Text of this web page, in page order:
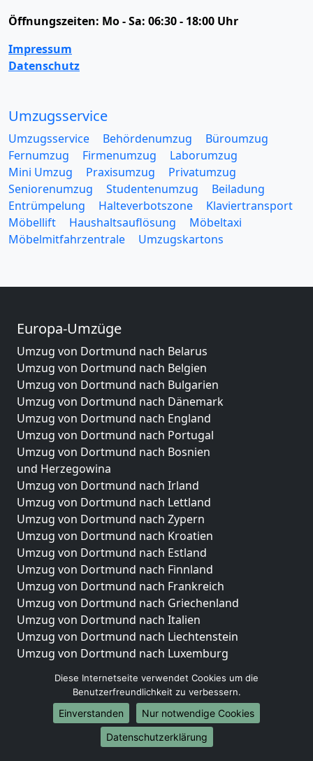
Öffnungszeiten: Mo - Sa: 06:30 - 18:00 Uhr
Impressum
Datenschutz
Umzugsservice
Umzugsservice Behördenumzug
Büroumzug
Fernumzug
Firmenumzug
Laborumzug
Mini Umzug
Praxisumzug
Privatumzug
Seniorenumzug
Studentenumzug
Beiladung
Entrümpelung
Halteverbotszone
Klaviertransport
Möbellift
Haushaltsauflösung
Möbeltaxi
Möbelmitfahrzentrale
Umzugskartons
Europa-Umzüge
Umzug von Dortmund nach Belarus
Umzug von Dortmund nach Belgien
Umzug von Dortmund nach Bulgarien
Umzug von Dortmund nach Dänemark
Umzug von Dortmund nach England
Umzug von Dortmund nach Portugal
Umzug von Dortmund nach Bosnien
und Herzegowina
Umzug von Dortmund nach Irland
Umzug von Dortmund nach Lettland
Umzug von Dortmund nach Zypern
Umzug von Dortmund nach Kroatien
Umzug von Dortmund nach Estland
Umzug von Dortmund nach Finnland
Umzug von Dortmund nach Frankreich
Umzug von Dortmund nach Griechenland
Umzug von Dortmund nach Italien
Umzug von Dortmund nach Liechtenstein
Umzug von Dortmund nach Luxemburg
Umzug von Dortmund nach Norwegen
Umzüge-Deutschlandweit
Umzug von Dortmund nach Berlin
Diese Internetseite verwendet Cookies um die
Benutzerfreundlichkeit zu verbessern.
Einverstanden
Nur notwendige Cookies
Datenschutzerklärung